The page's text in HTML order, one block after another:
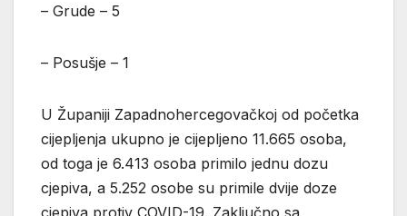
– Grude – 5
– Posušje – 1
U Županiji Zapadnohercegovačkoj od početka
cijepljenja ukupno je cijepljeno 11.665 osoba,
od toga je 6.413 osoba primilo jednu dozu
cjepiva, a 5.252 osobe su primile dvije doze
cjepiva protiv COVID-19. Zaključno sa